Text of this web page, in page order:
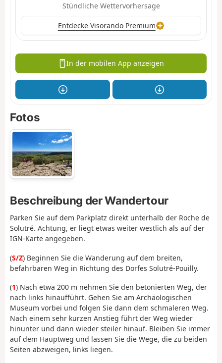
Stündliche Wettervorhersage
Entdecke Visorando Premium
In der mobilen App anzeigen
Fotos
Beschreibung der Wandertour
Parken Sie auf dem Parkplatz direkt unterhalb der Roche de
Solutré. Achtung, er liegt etwas weiter westlich als auf der
IGN-Karte angegeben.
(S/Z) Beginnen Sie die Wanderung auf dem breiten,
befahrbaren Weg in Richtung des Dorfes Solutré-Pouilly.
(1) Nach etwa 200 m nehmen Sie den betonierten Weg, der
nach links hinaufführt. Gehen Sie am Archäologischen
Museum vorbei und folgen Sie dann dem schmaleren Weg.
Nach einem sehr kurzen Anstieg führt der Weg wieder
hinunter und dann wieder steiler hinauf. Bleiben Sie immer
auf dem Hauptweg und lassen Sie die Wege, die zu beiden
Seiten abzweigen, links liegen.